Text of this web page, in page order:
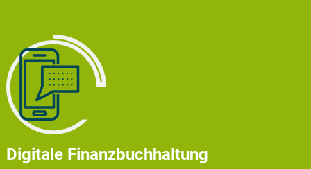
Digitale Finanzbuchhaltung